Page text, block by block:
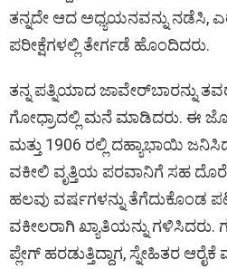
ತನ್ನದೇ ಆದ ಅಧ್ಯಯನವನ್ನು ನಡೆಸಿ,
ಪರೀಕ್ಷೆಗಳಲ್ಲಿ ತೇರ್ಗಡೆ ಹೊಂದಿದರು.
ತನ್ನ ಪತ್ನಿಯಾದ ಜಾವೇರ್‌ಬಾರನ್ನು
ಗೋಧ್ರಾದಲ್ಲಿ ಮನೆ ಮಾಡಿದರು. ಈ
ಮತ್ತು 1906 ರಲ್ಲಿ ದಹ್ಯಾಭಾಯಿ
ವಕೀಲಿ ವೃತ್ತಿಯ ಪರವಾನಿಗೆ ಸಹ
ಹಲವು ವರ್ಷಗಳನ್ನು ತೆಗೆದುಕೊಂಡ
ವಕೀಲರಾಗಿ ಖ್ಯಾತಿಯನ್ನು
ಪ್ಲೇಗ್ ಹರಡುತ್ತಿದ್ದಾಗ, ಸ್ನೇಹಿತರ